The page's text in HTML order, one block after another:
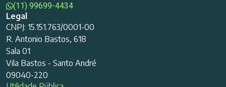
(11) 99699-4434
Legal
CNPJ: 15.151.763/0001-00
R. Antonio Bastos, 618
Sala 01
Vila Bastos - Santo André
09040-220